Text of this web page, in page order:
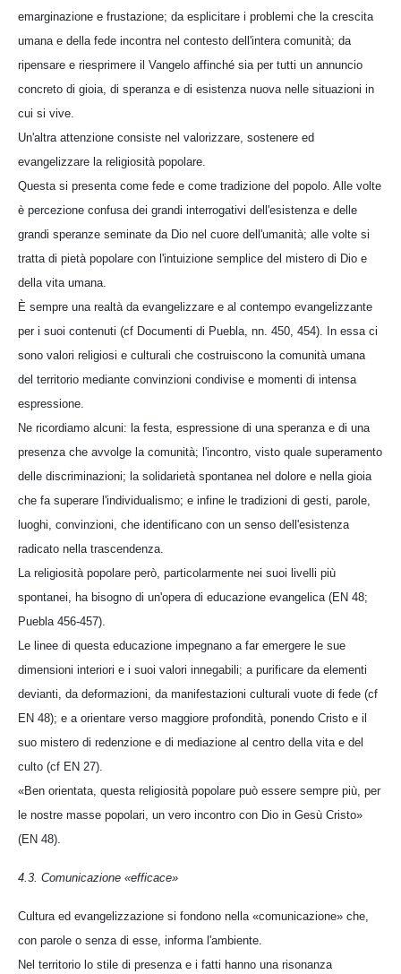
emarginazione e frustazione; da esplicitare i problemi che la crescita
umana e della fede incontra nel contesto dell'intera comunità; da
ripensare e riesprimere il Vangelo affinché sia per tutti un annuncio
concreto di gioia, di speranza e di esistenza nuova nelle situazioni in
cui si vive.
Un'altra attenzione consiste nel valorizzare, sostenere ed
evangelizzare la religiosità popolare.
Questa si presenta come fede e come tradizione del popolo. Alle volte
è percezione confusa dei grandi interrogativi dell'esistenza e delle
grandi speranze seminate da Dio nel cuore dell'umanità; alle volte si
tratta di pietà popolare con l'intuizione semplice del mistero di Dio e
della vita umana.
È sempre una realtà da evangelizzare e al contempo evangelizzante
per i suoi contenuti (cf Documenti di Puebla, nn. 450, 454). In essa ci
sono valori religiosi e culturali che costruiscono la comunità umana
del territorio mediante convinzioni condivise e momenti di intensa
espressione.
Ne ricordiamo alcuni: la festa, espressione di una speranza e di una
presenza che avvolge la comunità; l'incontro, visto quale superamento
delle discriminazioni; la solidarietà spontanea nel dolore e nella gioia
che fa superare l'individualismo; e infine le tradizioni di gesti, parole,
luoghi, convinzioni, che identificano con un senso dell'esistenza
radicato nella trascendenza.
La religiosità popolare però, particolarmente nei suoi livelli più
spontanei, ha bisogno di un'opera di educazione evangelica (EN 48;
Puebla 456-457).
Le linee di questa educazione impegnano a far emergere le sue
dimensioni interiori e i suoi valori innegabili; a purificare da elementi
devianti, da deformazioni, da manifestazioni culturali vuote di fede (cf
EN 48); e a orientare verso maggiore profondità, ponendo Cristo e il
suo mistero di redenzione e di mediazione al centro della vita e del
culto (cf EN 27).
«Ben orientata, questa religiosità popolare può essere sempre più, per
le nostre masse popolari, un vero incontro con Dio in Gesù Cristo»
(EN 48).
4.3. Comunicazione «efficace»
Cultura ed evangelizzazione si fondono nella «comunicazione» che,
con parole o senza di esse, informa l'ambiente.
Nel territorio lo stile di presenza e i fatti hanno una risonanza